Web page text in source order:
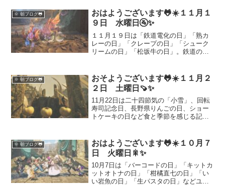
います。朝の雑談ネタやブログ素材にお
すすめ。今日も素敵な一日をお過ごしく
ださい。
🌞 朝ブログ🐸
おはようございます🐸☀️１１月１
９日 水曜日🚰✨
１１月１９日は「鉄道電化の日」「熟カ
レーの日」「クレープの日」「シューク
リームの日」「松坂牛の日」。鉄道の歴
りやすく紹介し、日々の話題づくりやブ
ログ更新に役立つ情報をまとめました。
🌞 朝ブログ🐸
おそようございます🐸☀️１１月２
２日 土曜日🍠✨
11月22日は二十四節気の「小雪」、回転
寿司記念日、長野県りんごの日、ショー
トケーキの日など食と季節を感じる記念
ルズ／ビルダーズ2での過ごし方アイデア
まで紹介。週末の発信ネタや食卓のヒン
トにどうぞ。
🌞 朝ブログ🐸
おはようございます🐸☀️１０月７
日 火曜日🎇✨
10月7日は「バーコードの日」「キットカ
ットオトナの日」「柑橘直七の日」「い
い岩魚の日」「生パスタの日」などユニ